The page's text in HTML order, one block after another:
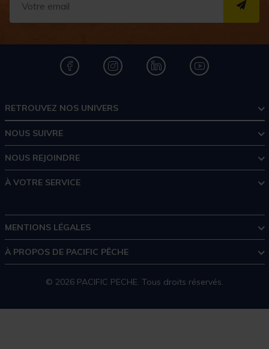
RETROUVEZ NOS UNIVERS
NOUS SUIVRE
NOUS REJOINDRE
À VOTRE SERVICE
MENTIONS LÉGALES
À PROPOS DE PACIFIC PÊCHE
© 2026 PACIFIC PECHE. Tous droits réservés.